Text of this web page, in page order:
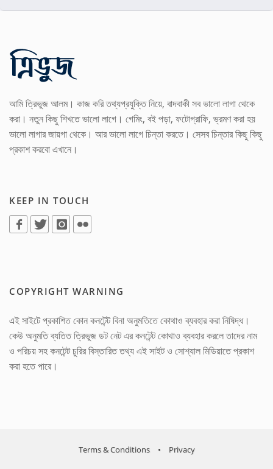
আমি ত্রিভুজ আলম। কাজ করি তথ্যপ্রযুক্তি নিয়ে, বাদবাকী সব ভালো লাগা থেকে
করা। নতুন কিছু শিখতে ভালো লাগে। গেমিং, বই পড়া, ফটোগ্রাফি, ভ্রমণ করা হয়
ভালো লাগার জায়গা থেকে। আর ভালো লাগে চিন্তা করতে। সেসব চিন্তার কিছু কিছু
প্রকাশ করবো এখানে।
KEEP IN TOUCH
COPYRIGHT WARNING
এই সাইটে প্রকাশিত কোন কনটেন্ট বিনা অনুমতিতে কোথাও ব্যবহার করা নিষিদ্ধ।
কেউ অনুমতি ব্যতিত ত্রিভুজ ডট নেট এর কনটেন্ট কোথাও ব্যবহার করলে তাদের নাম
ও পরিচয় সহ কনটেন্ট চুরির বিস্তারিত তথ্য এই সাইট ও সোশ্যাল মিডিয়াতে প্রকাশ
করা হতে পারে।
Terms & Conditions • Privacy